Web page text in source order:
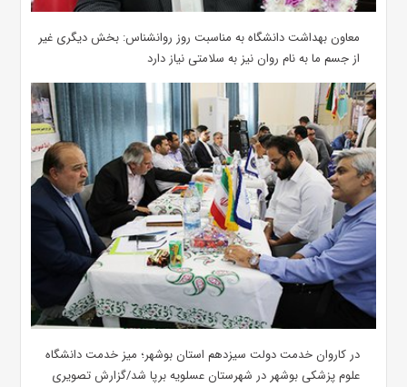
معاون بهداشت دانشگاه به مناسبت روز روانشناس: بخش دیگری غیر
از جسم ما به نام روان نیز به سلامتی نیاز دارد
در کاروان خدمت دولت سیزدهم استان بوشهر؛ میز خدمت دانشگاه
علوم پزشکی بوشهر در شهرستان عسلویه برپا شد/گزارش تصویری